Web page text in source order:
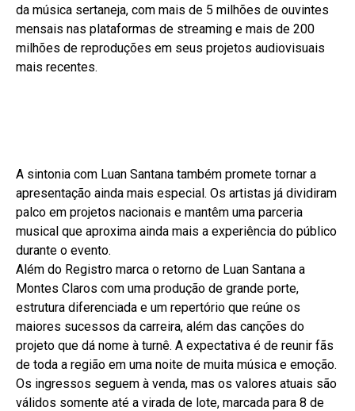
da música sertaneja, com mais de 5 milhões de ouvintes
mensais nas plataformas de streaming e mais de 200
milhões de reproduções em seus projetos audiovisuais
mais recentes.
A sintonia com Luan Santana também promete tornar a
apresentação ainda mais especial. Os artistas já dividiram
palco em projetos nacionais e mantêm uma parceria
musical que aproxima ainda mais a experiência do público
durante o evento.
Além do Registro marca o retorno de Luan Santana a
Montes Claros com uma produção de grande porte,
estrutura diferenciada e um repertório que reúne os
maiores sucessos da carreira, além das canções do
projeto que dá nome à turnê. A expectativa é de reunir fãs
de toda a região em uma noite de muita música e emoção.
Os ingressos seguem à venda, mas os valores atuais são
válidos somente até a virada de lote, marcada para 8 de